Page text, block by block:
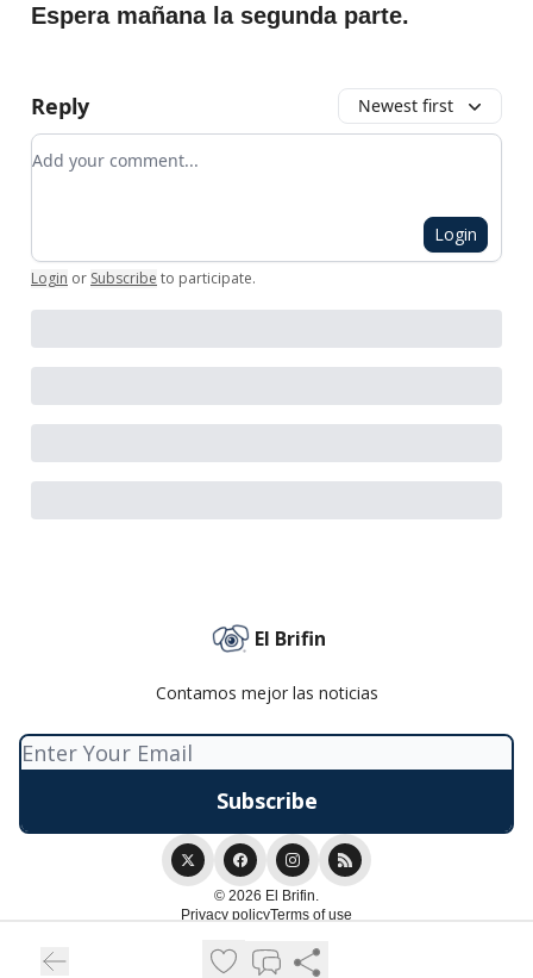
Espera mañana la segunda parte.
Reply Newest first
Add your comment
Login
Login or Subscribe to participate.
El Brifin
Contamos mejor las noticias
© 2026 El Brifin.
Privacy policyTerms of use
Powered by beehiiv